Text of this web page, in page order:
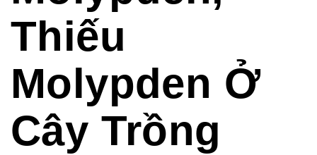
Thiếu
Molypden Ở
Cây Trồng